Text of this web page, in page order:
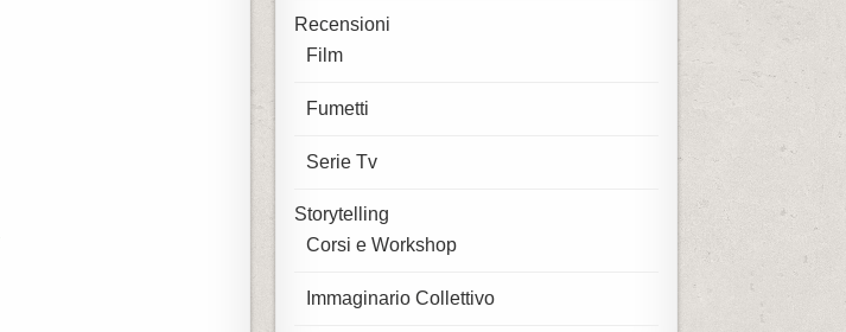
Recensioni
Film
Fumetti
Serie Tv
Storytelling
Corsi e Workshop
Immaginario Collettivo